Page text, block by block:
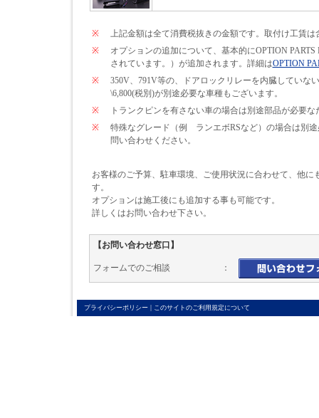
※
上記金額は全て消費税抜きの金額です。取付け工賃は
※
オプションの追加について、基本的にOPTION
されています。）が追加されます。詳細はOPTION
※
350V、791V等の、ドアロックリレーを内臓してい
\6,800(税別)が別途必要な車種もございます。
※
トランクピンを有さない車の場合は別途部品が必要な
※
特殊なグレード（例 ランエボRSなど）の場合は別
問い合わせください。
お客様のご予算、駐車環境、ご使用状況に合わせて、他に
す。
オプションは施工後にも追加する事も可能です。
詳しくはお問い合わせ下さい。
【お問い合わせ窓口】
フォームでのご相談 ：
プライバシーポリシー | このサイトのご利用規定について